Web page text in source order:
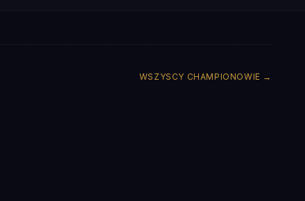
WSZYSCY CHAMPIONOWIE →